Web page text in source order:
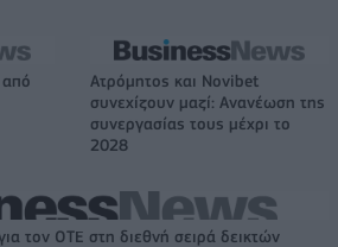
Ατρόμητος και Novibet
συνεχίζουν μαζί: Ανανέωση της
συνεργασίας τους μέχρι το
2028
τον ΟΤΕ στη διεθνή σειρά δεικτών